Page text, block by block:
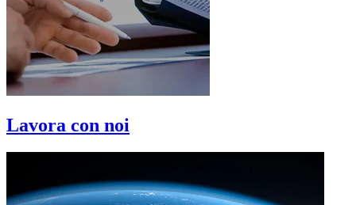
Lavora con noi